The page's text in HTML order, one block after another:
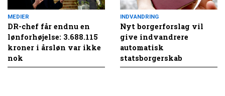
MEDIER
DR-chef får endnu en
lønforhøjelse: 3.688.115
kroner i årsløn var ikke
nok
INDVANDRING
Nyt borgerforslag vil
give indvandrere
automatisk
statsborgerskab